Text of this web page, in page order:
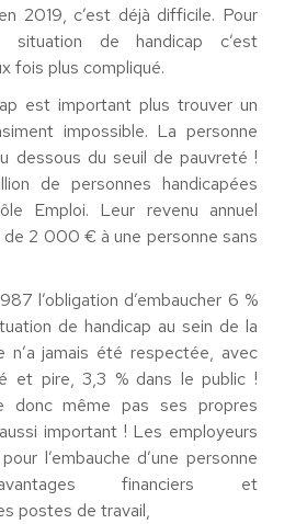
2019, c’est déjà difficile. Pour
situation de handicap c’est
fois plus compliqué.
est important plus trouver un
impossible. La personne
dessous du seuil de pauvreté !
de personnes handicapées
Emploi. Leur revenu annuel
2 000 € à une personne sans
l’obligation d’embaucher 6 %
de handicap au sein de la
n’a jamais été respectée, avec
et pire, 3,3 % dans le public !
donc même pas ses propres
important ! Les employeurs
l’embauche d’une personne
financiers et
postes de travail,